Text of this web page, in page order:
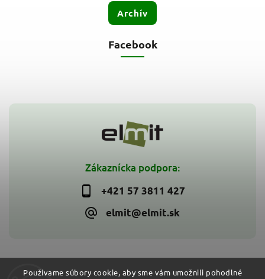
Používame súbory cookie, aby sme vám umožnili pohodlné
Zákaznícka podpora:
+421 57 3811 427
elmit@elmit.sk
Archív
Facebook